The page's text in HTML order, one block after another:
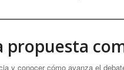
propuesta
y conocer cómo avanza el